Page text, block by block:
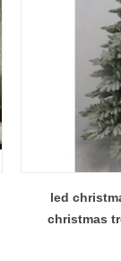
led
christmas